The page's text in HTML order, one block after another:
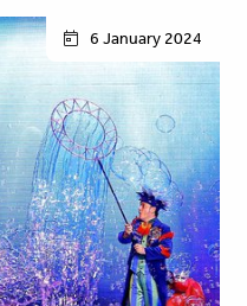
6 January 2024